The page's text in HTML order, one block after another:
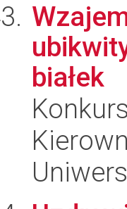
białek